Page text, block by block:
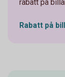
rabatt på
Rabatt på